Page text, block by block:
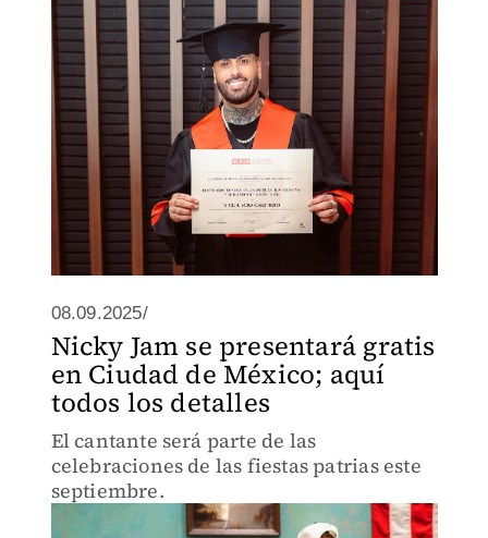
08.09.2025/
Nicky Jam se presentará gratis
en Ciudad de México; aquí
todos los detalles
El cantante será parte de las
celebraciones de las fiestas patrias este
septiembre.